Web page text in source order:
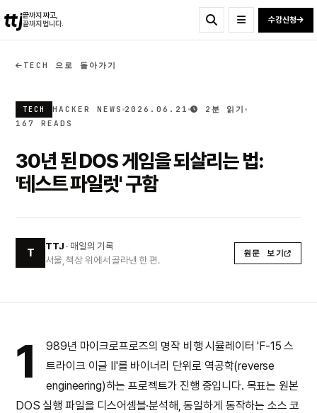
ttj끝까지 짜고,
끝까지 법니다.
수강신청
TECH 으로 돌아가기
TECH HACKER NEWS 2026.06.21
2분 읽기
167 READS
30년 된 DOS 게임을 되살리는 법:
'테스트 파일럿' 구함
T
TTJ · 매일의 기록
서울, 책상 위에서 골라낸 한 편.
원문 보기
1
989년 마이크로프로즈의 명작 비행 시뮬레이터 'F-15 스
트라이크 이글 II'를 바이너리 단위로 역공학(reverse
engineering)하는 프로젝트가 진행 중입니다. 목표는 원본
DOS 실행 파일을 디스어셈블·분석해, 동일하게 동작하는 소스 코